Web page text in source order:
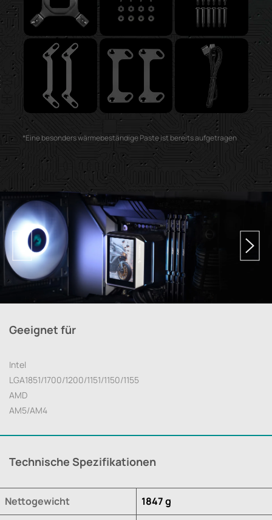
*Eine besonders wärmebeständige Paste ist bereits aufgetragen
Geeignet für
Intel
LGA1851/1700/1200/1151/1150/1155
AMD
AM5/AM4
Technische Spezifikationen
Nettogewicht
1847 g